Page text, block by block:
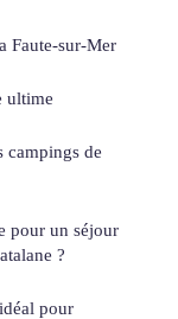
Faute-sur-Mer
ultime
campings de
pour un séjour
?
pour